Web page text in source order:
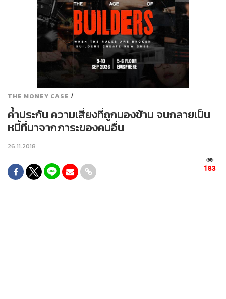
THE MONEY CASE /
ค้ำประกัน ความเสี่ยงที่ถูกมองข้าม จนกลายเป็น
หนี้ที่มาจากภาระของคนอื่น
26.11.2018
183